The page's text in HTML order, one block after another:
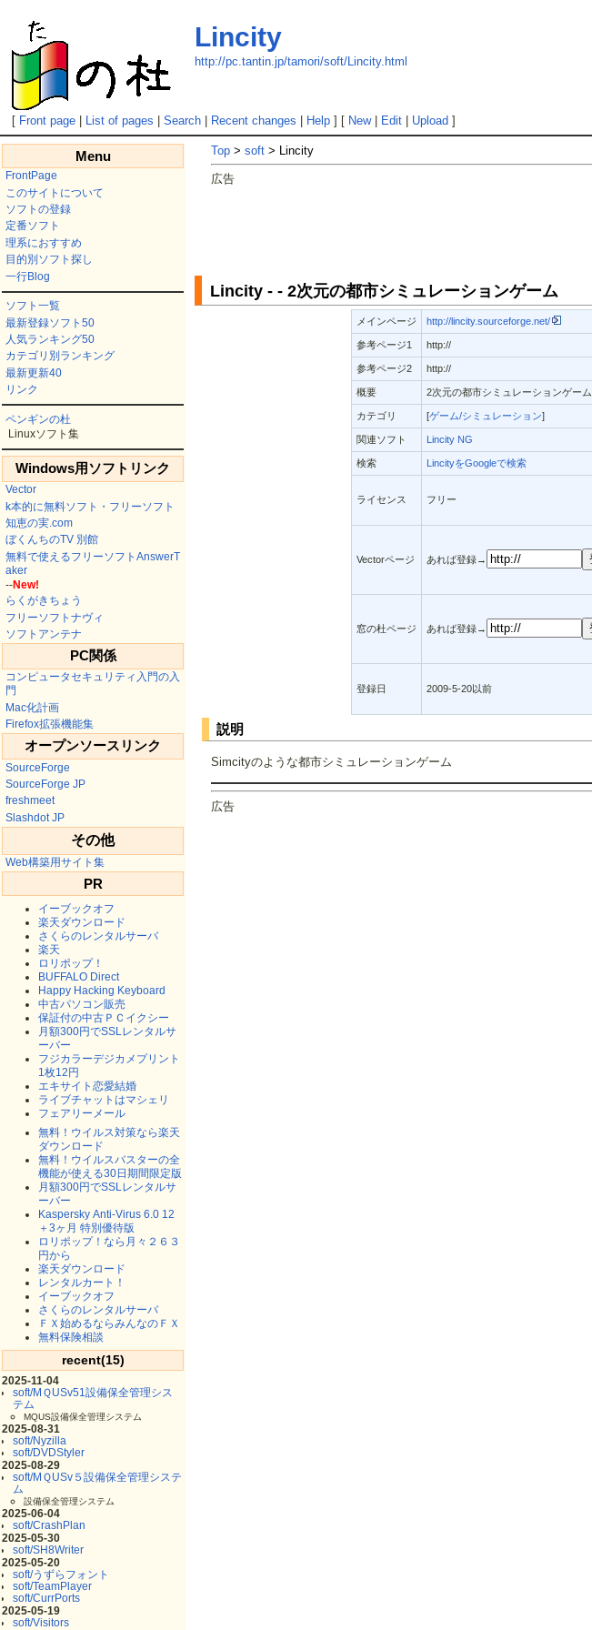
Lincity
http://pc.tantin.jp/tamori/soft/Lincity.html
[ Front page List of pages |Search Recent changes Help ] [ New| Edit Upload ]
Menu
FrontPage
このサイトについて
ソフトの登録
定番ソフト
理系におすすめ
目的別ソフト探し
一行Blog
ソフト一覧
最新登録ソフト50
人気ランキング50
カテゴリ別ランキング
最新更新40
リンク
ペンギンの杜
Linuxソフト集
Windows用ソフトリンク
Vector
k本的に無料ソフト・フリーソフト
知恵の実.com
ぼくんちのTV 別館
無料で使えるフリーソフトAnswerT
aker
--New!
らくがきちょう
フリーソフトナヴィ
ソフトアンテナ
PC関係
コンピュータセキュリティ入門の入
門
Mac化計画
Firefox拡張機能集
オープンソースリンク
SourceForge
SourceForge JP
freshmeet
Slashdot JP
その他
Web構築用サイト集
PR
イーブックオフ
楽天ダウンロード
さくらのレンタルサーバ
楽天
ロリポップ！
BUFFALO Direct
Happy Hacking Keyboard
中古パソコン販売
保証付の中古ＰＣイクシー
月額300円でSSLレンタルサ
ーバー
フジカラーデジカメプリント
1枚12円
エキサイト恋愛結婚
ライブチャットはマシェリ
フェアリーメール
無料！ウイルス対策なら楽天
ダウンロード
無料！ウイルスバスターの全
機能が使える30日期間限定版
月額300円でSSLレンタルサ
ーバー
Kaspersky Anti-Virus 6.0 12
＋3ヶ月 特別優待版
ロリポップ！なら月々２６３
円から
楽天ダウンロード
レンタルカート！
イーブックオフ
さくらのレンタルサーバ
ＦＸ始めるならみんなのＦＸ
無料保険相談
recent(15)
2025-11-04
soft/MＱUSv51設備保全管理シス
テム
MQUS設備保全管理システム
2025-08-31
soft/Nyzilla
soft/DVDStyler
2025-08-29
soft/MＱUSv５設備保全管理システ
ム
設備保全管理システム
2025-06-04
soft/CrashPlan
2025-05-30
soft/SH8Writer
2025-05-20
soft/うずらフォント
soft/TeamPlayer
soft/CurrPorts
2025-05-19
soft/Visitors
Top > soft > Lincity
広告
Lincity - - 2次元の都市シミュレーションゲーム
メインページ http://lincity.sourceforge.net/
参考ページ1 http://
参考ページ2 http://
概要 2次元の都市シミュレーションゲーム
カテゴリ [ゲーム/シミュレーション]
関連ソフト Lincity NG
検索 LincityをGoogleで検索
ライセンス フリー
Vectorページ あれば登録→
窓の杜ページ あれば登録→
登録日 2009-5-20以前
説明
Simcityのような都市シミュレーションゲーム
広告